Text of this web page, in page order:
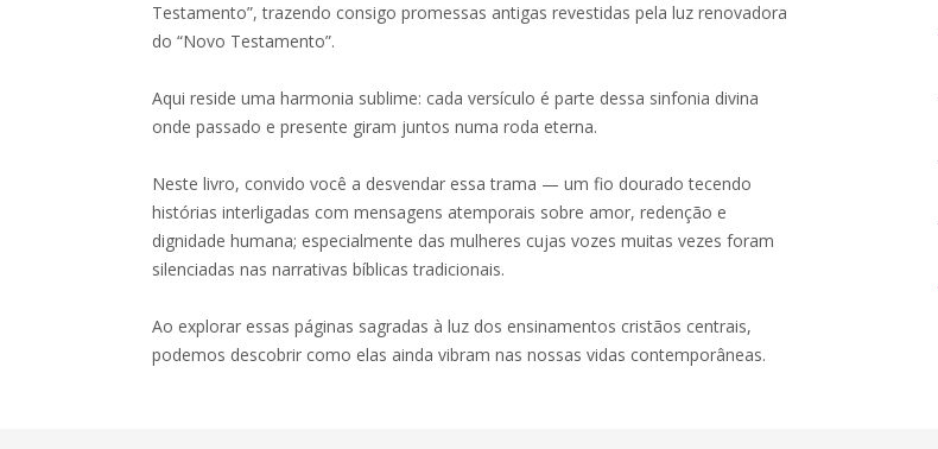
Testamento”, trazendo consigo promessas antigas revestidas pela luz renovadora
do “Novo Testamento”.
Aqui reside uma harmonia sublime: cada versículo é parte dessa sinfonia divina
onde passado e presente giram juntos numa roda eterna.
Neste livro, convido você a desvendar essa trama — um fio dourado tecendo
histórias interligadas com mensagens atemporais sobre amor, redenção e
dignidade humana; especialmente das mulheres cujas vozes muitas vezes foram
silenciadas nas narrativas bíblicas tradicionais.
Ao explorar essas páginas sagradas à luz dos ensinamentos cristãos centrais,
podemos descobrir como elas ainda vibram nas nossas vidas contemporâneas.